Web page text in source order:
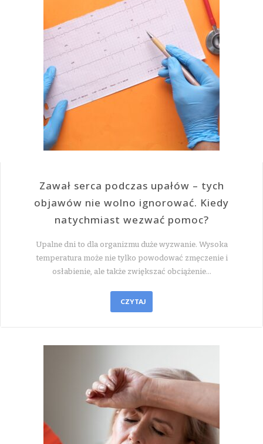
Zawał serca podczas upałów – tych
objawów nie wolno ignorować. Kiedy
natychmiast wezwać pomoc?
Upalne dni to dla organizmu duże wyzwanie. Wysoka
temperatura może nie tylko powodować zmęczenie i
osłabienie, ale także zwiększać obciążenie…
CZYTAJ